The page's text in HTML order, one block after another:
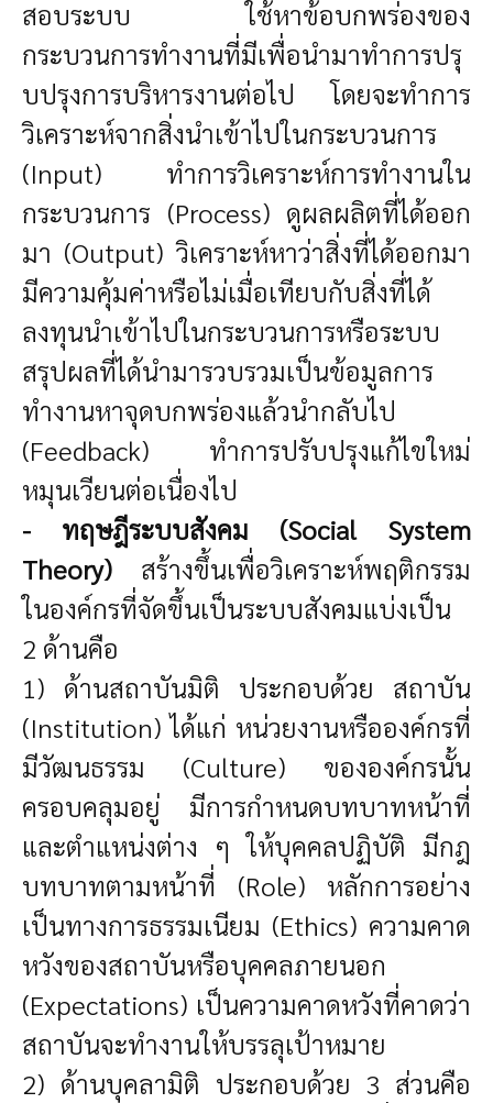
สอบระบบ ใช้หาข้อบกพร่องของ
กระบวนการทำงานที่มีเพื่อนำมาทำการปรุ
บปรุงการบริหารงานต่อไป โดยจะทำการ
วิเคราะห์จากสิ่งนำเข้าไปในกระบวนการ
(Input) ทำการวิเคราะห์การทำงานใน
กระบวนการ (Process) ดูผลผลิตที่ได้ออก
มา (Output) วิเคราะห์หาว่าสิ่งที่ได้ออกมา
มีความคุ้มค่าหรือไม่เมื่อเทียบกับสิ่งที่ได้
ลงทุนนำเข้าไปในกระบวนการหรือระบบ
สรุปผลที่ได้นำมารวบรวมเป็นข้อมูลการ
ทำงานหาจุดบกพร่องแล้วนำกลับไป
(Feedback) ทำการปรับปรุงแก้ไขใหม่
หมุนเวียนต่อเนื่องไป
- ทฤษฎีระบบสังคม (Social System
Theory) สร้างขึ้นเพื่อวิเคราะห์พฤติกรรม
ในองค์กรที่จัดขึ้นเป็นระบบสังคมแบ่งเป็น
2 ด้านคือ
1) ด้านสถาบันมิติ ประกอบด้วย สถาบัน
(Institution) ได้แก่ หน่วยงานหรือองค์กรที่
มีวัฒนธรรม (Culture) ขององค์กรนั้น
ครอบคลุมอยู่ มีการกำหนดบทบาทหน้าที่
และตำแหน่งต่าง ๆ ให้บุคคลปฏิบัติ มีกฎ
บทบาทตามหน้าที่ (Role) หลักการอย่าง
เป็นทางการธรรมเนียม (Ethics) ความคาด
หวังของสถาบันหรือบุคคลภายนอก
(Expectations) เป็นความคาดหวังที่คาดว่า
สถาบันจะทำงานให้บรรลุเป้าหมาย
2) ด้านบุคลามิติ ประกอบด้วย 3 ส่วนคือ